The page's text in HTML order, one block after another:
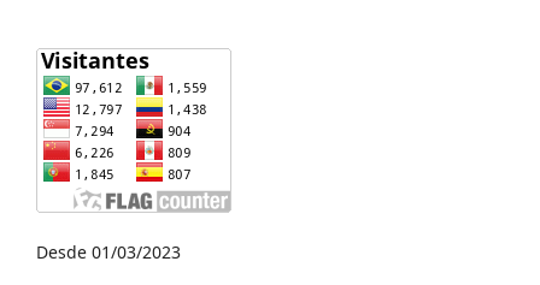
Desde 01/03/2023